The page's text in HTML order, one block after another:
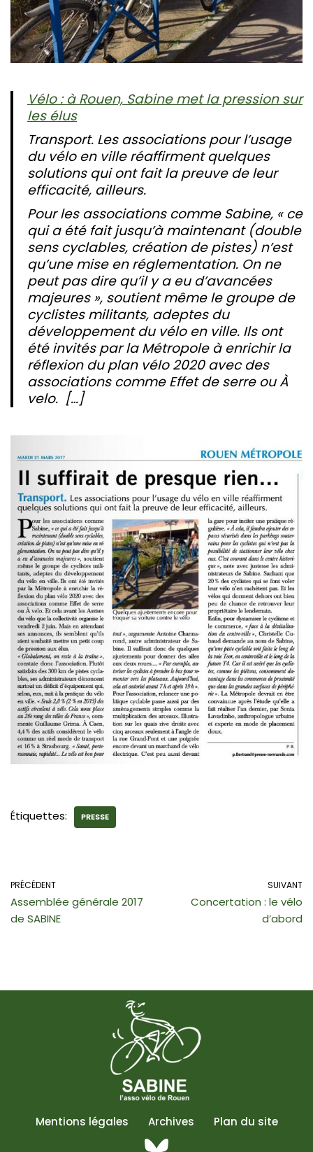
Vélo : à Rouen, Sabine met la pression sur
les élus
Transport. Les associations pour l’usage
du vélo en ville réaffirment quelques
solutions qui ont fait la preuve de leur
efficacité, ailleurs.
Pour les associations comme Sabine, « ce
qui a été fait jusqu’à maintenant (double
sens cyclables, création de pistes) n’est
qu’une mise en réglementation. On ne
peut pas dire qu’il y a eu d’avancées
majeures », soutient même le groupe de
cyclistes militants, adeptes du
développement du vélo en ville. Ils ont
été invités par la Métropole à enrichir la
réflexion du plan vélo 2020 avec des
associations comme Effet de serre ou À
velo. […]
Étiquettes: PRESSE
PRÉCÉDENT
Assemblée générale 2017
de SABINE
SUIVANT
Concertation : le vélo
d’abord
Mentions légales Archives Plan du site